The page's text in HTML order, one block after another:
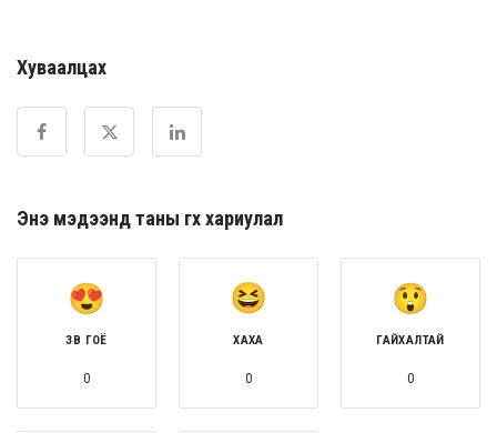
Хуваалцах
Энэ мэдээнд таны өгөх хариулал
ЗӨВ ГОЁ
0
ХАХА
0
ГАЙХАЛТАЙ
0